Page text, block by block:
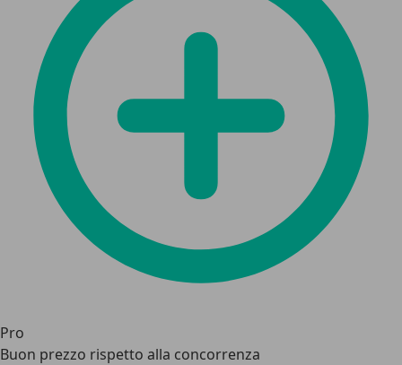
Pro
Buon prezzo rispetto alla concorrenza